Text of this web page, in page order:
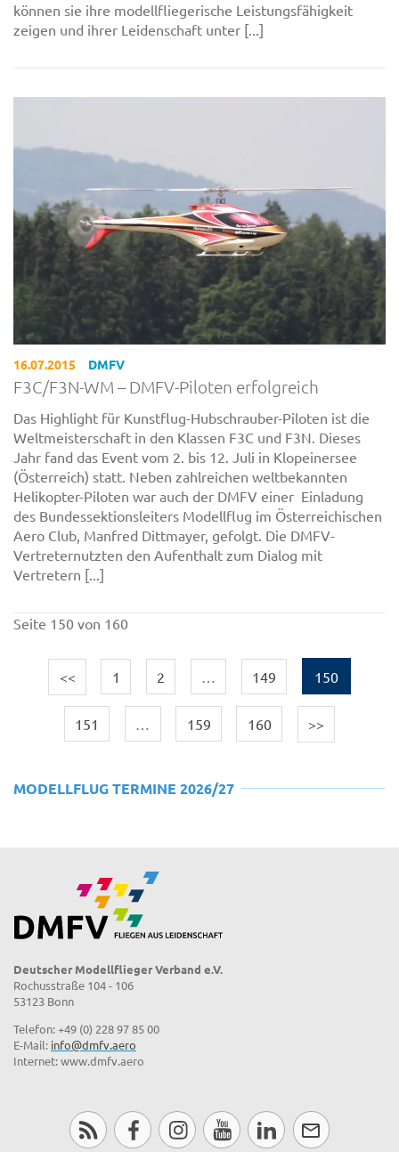
können sie ihre modellfliegerische Leistungsfähigkeit
zeigen und ihrer Leidenschaft unter [...]
16.07.2015 DMFV
F3C/F3N-WM – DMFV-Piloten erfolgreich
Das Highlight für Kunstflug-Hubschrauber-Piloten ist die
Weltmeisterschaft in den Klassen F3C und F3N. Dieses
Jahr fand das Event vom 2. bis 12. Juli in Klopeinersee
(Österreich) statt. Neben zahlreichen weltbekannten
Helikopter-Piloten war auch der DMFV einer Einladung
des Bundessektionsleiters Modellflug im Österreichischen
Aero Club, Manfred Dittmayer, gefolgt. Die DMFV-
Vertreternutzten den Aufenthalt zum Dialog mit
Vertretern [...]
Seite 150 von 160
<< 1 2 149 150
151 … 159 160 >>
MODELLFLUG TERMINE 2026/27
Deutscher Modellflieger Verband e.V.
Rochusstraße 104 - 106
53123 Bonn
Telefon: +49 (0) 228 97 85 00
E-Mail: info@dmfv.aero
Internet: www.dmfv.aero